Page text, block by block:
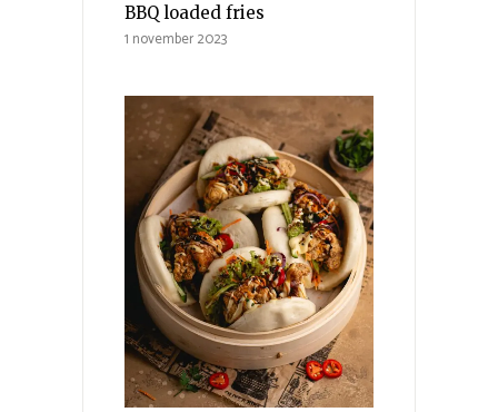
BBQ loaded fries
1 november 2023